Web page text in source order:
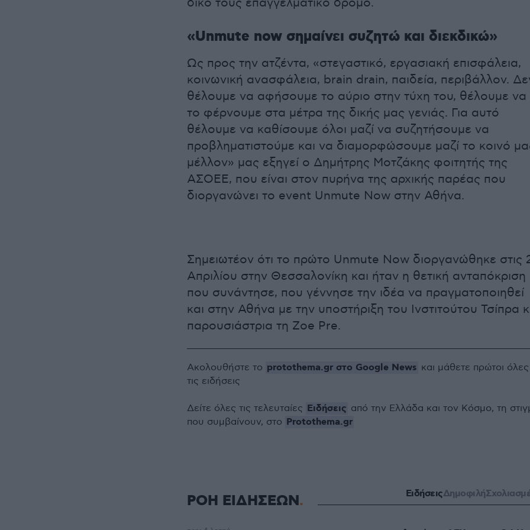
δικό τους επαγγελματικό δρόμο.
«Unmute now σημαίνει συζητώ και διεκδικώ»
Ως προς την ατζέντα, «στεγαστικό, εργασιακή επισφάλεια,
κοινωνική ανασφάλεια, brain drain, παιδεία, περιβάλλον.
θέλουμε να αφήσουμε το αύριο στην τύχη του, θέλουμε να
το φέρνουμε στα μέτρα της δικής μας γενιάς. Για αυτό
θέλουμε να καθίσουμε όλοι μαζί να συζητήσουμε να
προβληματιστούμε και να διαμορφώσουμε μαζί το κοινό
μέλλον» μας εξηγεί ο Δημήτρης Μοτζάκης φοιτητής της
ΑΣΟΕΕ, που είναι στον πυρήνα της αρχικής παρέας που
διοργανώνει το event Unmute Now στην Αθήνα.
Σημειωτέον ότι το πρώτο Unmute Now διοργανώθηκε στις
Απριλίου στην Θεσσαλονίκη και ήταν η θετική ανταπόκριση
που συνάντησε, που γέννησε την ιδέα να πραγματοποιηθεί
και στην Αθήνα με την υποστήριξη του Ινστιτούτου Τσίπρα
παρουσιάστρια τη Zoe Pre.
Ακολουθήστε το protothema.gr στο Google News και μάθετε πρώτοι όλες
τις ειδήσεις
Δείτε όλες τις τελευταίες Ειδήσεις από την Ελλάδα και τον Κόσμο, τη
που συμβαίνουν, στο Protothema.gr
ΡΟΗ ΕΙΔΗΣΕΩΝ ΕιδήσειςΔημοφιλή